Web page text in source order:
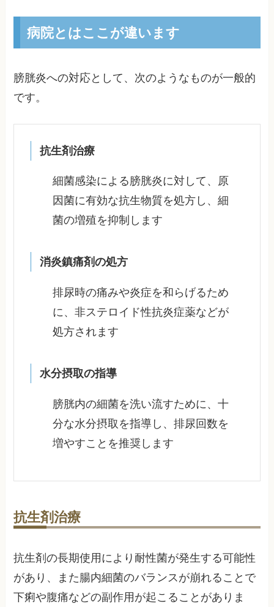
病院とはここが違います
膀胱炎への対応として、次のようなものが一般的
です。
抗生剤治療
細菌感染による膀胱炎に対して、原
因菌に有効な抗生物質を処方し、細
菌の増殖を抑制します
消炎鎮痛剤の処方
排尿時の痛みや炎症を和らげるため
に、非ステロイド性抗炎症薬などが
処方されます
水分摂取の指導
膀胱内の細菌を洗い流すために、十
分な水分摂取を指導し、排尿回数を
増やすことを推奨します
抗生剤治療
抗生剤の長期使用により耐性菌が発生する可能性
があり、また腸内細菌のバランスが崩れることで
下痢や腹痛などの副作用が起こることがありま